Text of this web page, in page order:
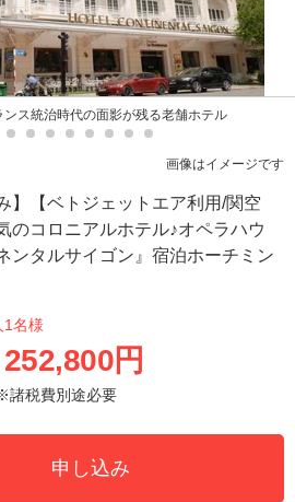
ンス統治時代の面影が残る老舗ホテル
画像はイメージです
】【ベトジェットエア利用/関空
のコロニアルホテル♪オペラハウ
ンタルサイゴン』宿泊ホーチミン
1名様
252,800円
諸税費別途必要
申し込み